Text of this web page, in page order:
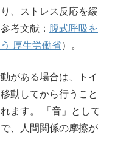
、ストレス反応を緩
考文献： 腹式呼吸を
厚生労働省）。
がある場合は、トイ
動してから行うこと
ます。 「音」として
、人間関係の摩擦が